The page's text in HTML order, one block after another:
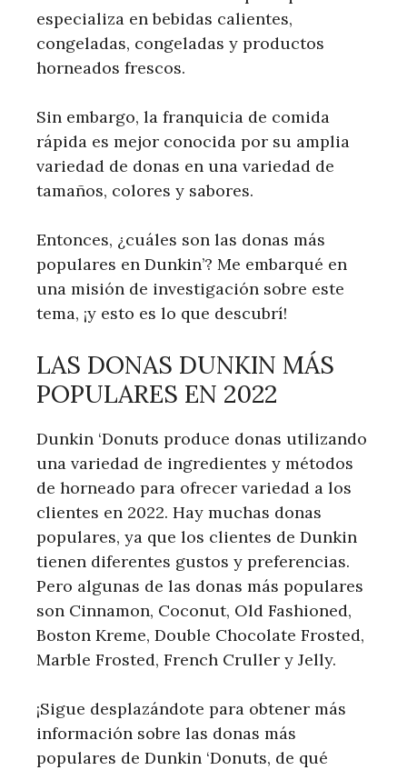
especializa en bebidas calientes,
congeladas, congeladas y productos
horneados frescos.
Sin embargo, la franquicia de comida
rápida es mejor conocida por su amplia
variedad de donas en una variedad de
tamaños, colores y sabores.
Entonces, ¿cuáles son las donas más
populares en Dunkin’? Me embarqué en
una misión de investigación sobre este
tema, ¡y esto es lo que descubrí!
LAS DONAS DUNKIN MÁS
POPULARES EN 2022
Dunkin ‘Donuts produce donas utilizando
una variedad de ingredientes y métodos
de horneado para ofrecer variedad a los
clientes en 2022. Hay muchas donas
populares, ya que los clientes de Dunkin
tienen diferentes gustos y preferencias.
Pero algunas de las donas más populares
son Cinnamon, Coconut, Old Fashioned,
Boston Kreme, Double Chocolate Frosted,
Marble Frosted, French Cruller y Jelly.
¡Sigue desplazándote para obtener más
información sobre las donas más
populares de Dunkin ‘Donuts, de qué